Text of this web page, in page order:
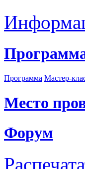
Программа Мастер-
Место
Форум